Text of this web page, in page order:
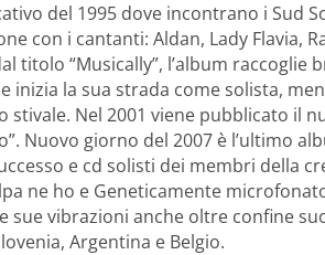
del 1995 dove incontrano i Sud
con i cantanti: Aldan, Lady Flavia,
titolo “Musically”, l’album raccoglie
inizia la sua strada come solista,
Nel 2001 viene pubblicato il
Nuovo giorno del 2007 è l’ultimo
e cd solisti dei membri della
ne ho e Geneticamente
sue vibrazioni anche oltre confine
Argentina e Belgio.